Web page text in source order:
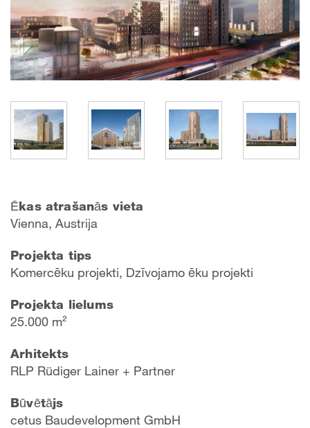
Ēkas atrašanās vieta
Vienna, Austrija
Projekta tips
Komercēku projekti, Dzīvojamo ēku projekti
Projekta lielums
25.000 m²
Arhitekts
RLP Rüdiger Lainer + Partner
Būvētājs
cetus Baudevelopment GmbH